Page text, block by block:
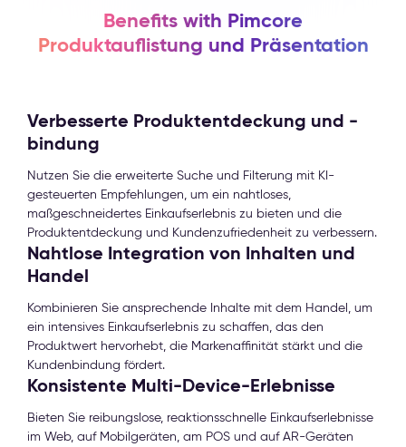
Benefits with Pimcore
Produktauflistung und Präsentation
Verbesserte Produktentdeckung und -
bindung
Nutzen Sie die erweiterte Suche und Filterung mit KI-
gesteuerten Empfehlungen, um ein nahtloses,
maßgeschneidertes Einkaufserlebnis zu bieten und die
Produktentdeckung und Kundenzufriedenheit zu verbessern.
Nahtlose Integration von Inhalten und
Handel
Kombinieren Sie ansprechende Inhalte mit dem Handel, um
ein intensives Einkaufserlebnis zu schaffen, das den
Produktwert hervorhebt, die Markenaffinität stärkt und die
Kundenbindung fördert.
Konsistente Multi-Device-Erlebnisse
Bieten Sie reibungslose, reaktionsschnelle Einkaufserlebnisse
im Web, auf Mobilgeräten, am POS und auf AR-Geräten